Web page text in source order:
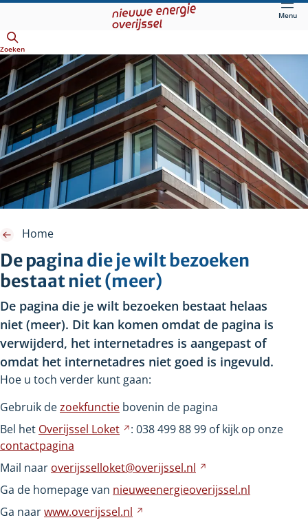
hoofdinhoud
Menu
Zoeken
De pagina die je wilt bezoeken
bestaat niet (meer)
Home
De pagina die je wilt bezoeken bestaat helaas
niet (meer). Dit kan komen omdat de pagina is
verwijderd, het internetadres is aangepast of
omdat het internetadres niet goed is ingevuld.
Hoe u toch verder kunt gaan:
Gebruik dezoekfunctie bovenin de pagina
Bel het Overijssel Loket
Verwijst
een
andere
website
: 0384998899 of kijk op onze
contactpagina
Mail naar overijsselloket@overijssel.nl
naar
een
Ga de homepage van nieuweenergieoverijssel.nl
Ga naarwww.overijssel.nl